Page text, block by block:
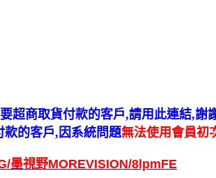
超商取貨付款的客戶,請用此連結,謝
款的客戶, 因系統問題無法使用會員初
墨視野MOREVISION/8lpmFE